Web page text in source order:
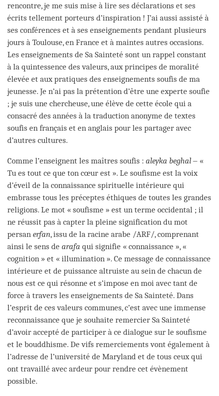
rencontre, je me suis mise à lire ses déclarations et ses
écrits tellement porteurs d’inspiration ! J’ai aussi assisté à
ses conférences et à ses enseignements pendant plusieurs
jours à Toulouse, en France et à maintes autres occasions.
Les enseignements de Sa Sainteté sont un rappel constant
à la quintessence des valeurs, aux principes de moralité
élevée et aux pratiques des enseignements soufis de ma
jeunesse. Je n’ai pas la prétention d’être une experte soufie
; je suis une chercheuse, une élève de cette école qui a
consacré des années à la traduction anonyme de textes
soufis en français et en anglais pour les partager avec
d’autres cultures.
Comme l’enseignent les maîtres soufis : aleyka beghal ‒ «
Tu es tout ce que ton cœur est ». Le soufisme est la voix
d’éveil de la connaissance spirituelle intérieure qui
embrasse tous les préceptes éthiques de toutes les grandes
religions. Le mot « soufisme » est un terme occidental ; il
ne réussit pas à capter la pleine signification du mot
persan erfan, issu de la racine arabe /ARF/, comprenant
ainsi le sens de arafa qui signifie « connaissance », «
cognition » et « illumination ». Ce message de connaissance
intérieure et de puissance altruiste au sein de chacun de
nous est ce qui résonne et s’impose en moi avec tant de
force à travers les enseignements de Sa Sainteté. Dans
l’esprit de ces valeurs communes, c’est avec une immense
reconnaissance que je souhaite remercier Sa Sainteté
d’avoir accepté de participer à ce dialogue sur le soufisme
et le bouddhisme. De vifs remerciements vont également à
l’adresse de l’université de Maryland et de tous ceux qui
ont travaillé avec ardeur pour rendre cet évènement
possible.